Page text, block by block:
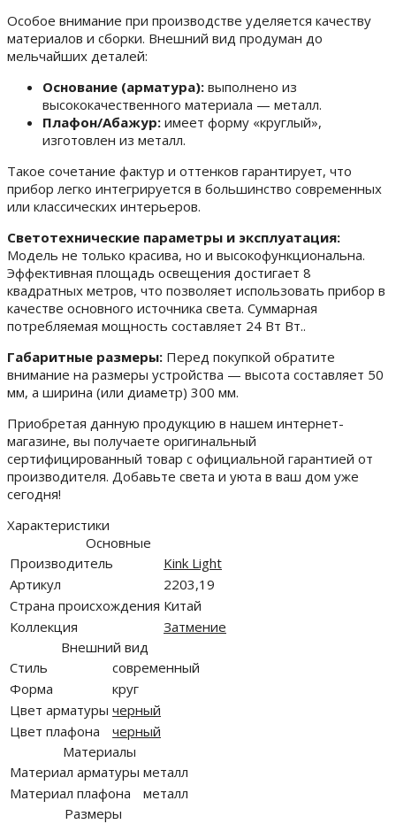
Особое внимание при производстве уделяется качеству
материалов и сборки. Внешний вид продуман до
мельчайших деталей:
Основание (арматура): выполнено из
высококачественного материала — металл.
Плафон/Абажур: имеет форму «круглый»,
изготовлен из металл.
Такое сочетание фактур и оттенков гарантирует, что
прибор легко интегрируется в большинство современных
или классических интерьеров.
Светотехнические параметры и эксплуатация:
Модель не только красива, но и высокофункциональна.
Эффективная площадь освещения достигает 8
квадратных метров, что позволяет использовать прибор в
качестве основного источника света. Суммарная
потребляемая мощность составляет 24 Вт Вт..
Габаритные размеры: Перед покупкой обратите
внимание на размеры устройства — высота составляет 50
мм, а ширина (или диаметр) 300 мм.
Приобретая данную продукцию в нашем интернет-
магазине, вы получаете оригинальный
сертифицированный товар с официальной гарантией от
производителя. Добавьте света и уюта в ваш дом уже
сегодня!
Характеристики
Основные
Производитель
Kink Light
Артикул
2203,19
Страна происхождения Китай
Коллекция
Затмение
Внешний вид
Стиль
современный
Форма
круг
Цвет арматуры черный
Цвет плафона
черный
Материалы
Материал арматуры металл
Материал плафона
металл
Размеры